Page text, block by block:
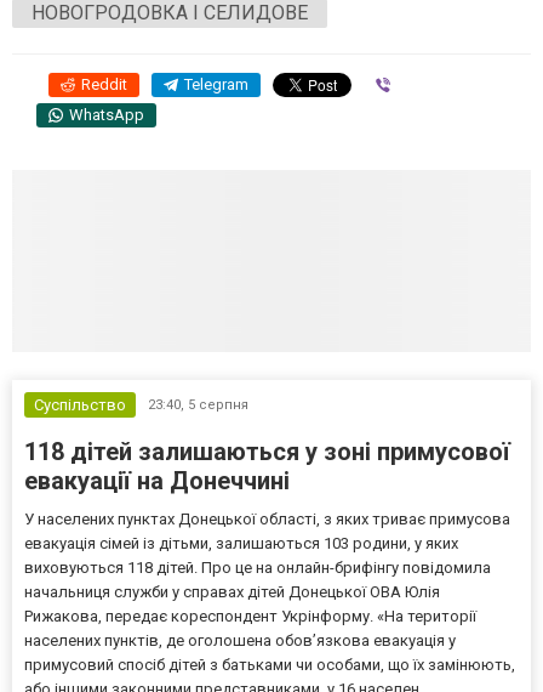
НОВОГРОДОВКА І СЕЛИДОВЕ
Reddit Telegram
WhatsApp
Суспільство 23:40, 5 серпня
118 дітей залишаються у зоні примусової
евакуації на Донеччині
У населених пунктах Донецької області, з яких триває примусова
евакуація сімей із дітьми, залишаються 103 родини, у яких
виховуються 118 дітей. Про це на онлайн-брифінгу повідомила
начальниця служби у справах дітей Донецької ОВА Юлія
Рижакова, передає кореспондент Укрінформу. «На території
населених пунктів, де оголошена обов’язкова евакуація у
примусовий спосіб дітей з батьками чи особами, що їх замінюють,